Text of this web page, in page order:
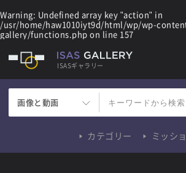
Warning: Undefined array key "action" in
/usr/home/haw1010iyt9d/html/wp/wp-
gallery/functions.php on line 157
ISASギャラリー
画像と動画
カテゴリー ミッシ